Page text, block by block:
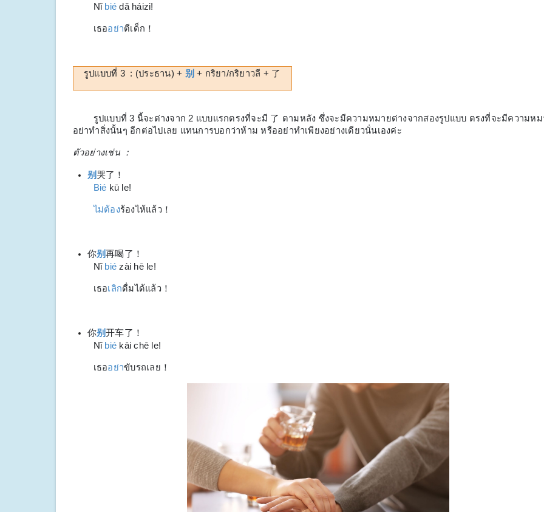
Nǐ bié dǎ háizi!
เธออย่าตีเด็ก！
รูปแบบที่ 3 : (ประธาน) + 别 + กริยา/กริยาวลี + 了
รูปแบบที่ 3 นี้จะต่างจาก 2 แบบแรกตรงที่จะมี 了 ตามหลัง ซึ่งจะมีความหมายต่างจากสองรูปแบบ ตรงที่จะมีความหม
อย่าทำสิ่งนั้นๆ อีกต่อไปเลย แทนการบอกว่าห้าม หรืออย่าทำเพียงอย่างเดียวนั่นเองค่ะ
ตัวอย่างเช่น ：
别 哭了！
Bié kū le!
ไม่ต้องร้องไห้แล้ว！
你别再喝了！
Nǐ bié zài hē le!
เธอเลิกดื่มได้แล้ว！
你别开车了！
Nǐ bié kāi chē le!
เธออย่าขับรถเลย！